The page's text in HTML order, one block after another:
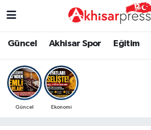
Güncel Akhisar Spor Eğitim
Güncel Ekonomi
Güncel
Akhisar Spor
Eğitim
Magazin
Kültür-Sanat
Duyurular
Güncel
Eğitim
Siyaset
Manisa Nöbetçi Eczaneler
Manisa Hava Durumu
Manisa Namaz Vakitleri